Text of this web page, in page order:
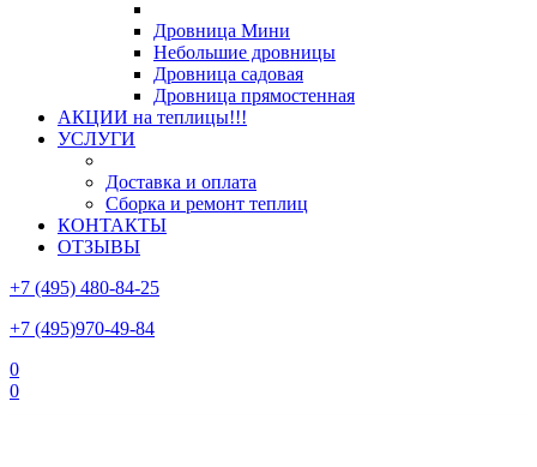
Дровница Мини
Небольшие дровницы
Дровница садовая
Дровница прямостенная
АКЦИИ на теплицы!!!
УСЛУГИ
Доставка и оплата
Сборка и ремонт теплиц
КОНТАКТЫ
ОТЗЫВЫ
+7 (495) 480-84-25
+7 (495)970-49-84
0
0